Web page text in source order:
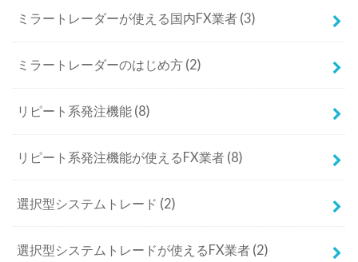
ミラートレーダーが使える国内FX業者 (3)
ミラートレーダーのはじめ方 (2)
リピート系発注機能 (8)
リピート系発注機能が使えるFX業者 (8)
選択型システムトレード (2)
選択型システムトレードが使えるFX業者 (2)